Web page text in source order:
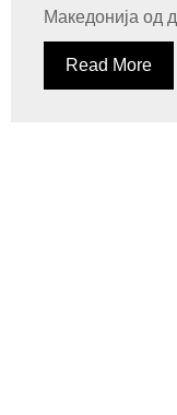
Македонија од
Read More